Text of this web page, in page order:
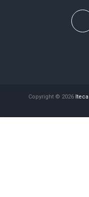
Copyright © 2026